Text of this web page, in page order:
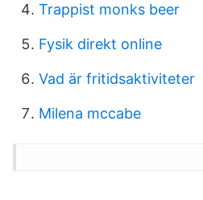
Trappist monks beer
Fysik direkt online
Vad är fritidsaktiviteter
Milena mccabe